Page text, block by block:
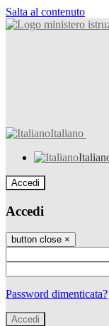
Salta al contenuto
Italiano
Accedi
Accedi
button close ×
Password dimenticata?